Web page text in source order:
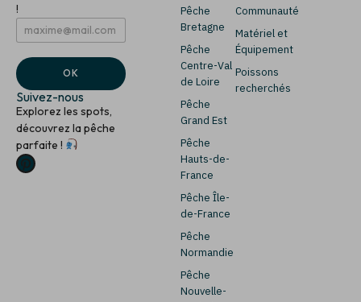
!
E
m
i
l
E
m
a
i
l
E
m
E
m
i
l
*
OK
Suivez-nous
Explorez les spots,
découvrez la pêche
parfaite !
Pêche
Bretagne
Pêche
Centre-Val
de Loire
Pêche
Grand Est
Pêche
Hauts-de-
France
Pêche Île-
de-France
Pêche
Normandie
Pêche
Nouvelle-
Communauté
Matériel et
Équipement
Poissons
recherchés